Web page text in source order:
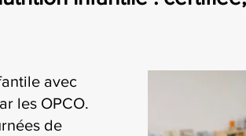
avec
les OPCO.
de